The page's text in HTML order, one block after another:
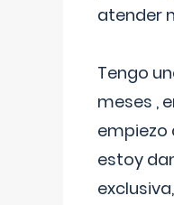
atender
Tengo
meses ,
empiezo
estoy